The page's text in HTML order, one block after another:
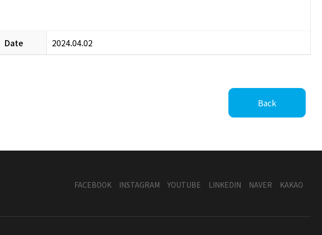
Date 2024.04.02
Back
FACEBOOK INSTAGRAM YOUTUBE LINKEDIN NAVER KAKAO